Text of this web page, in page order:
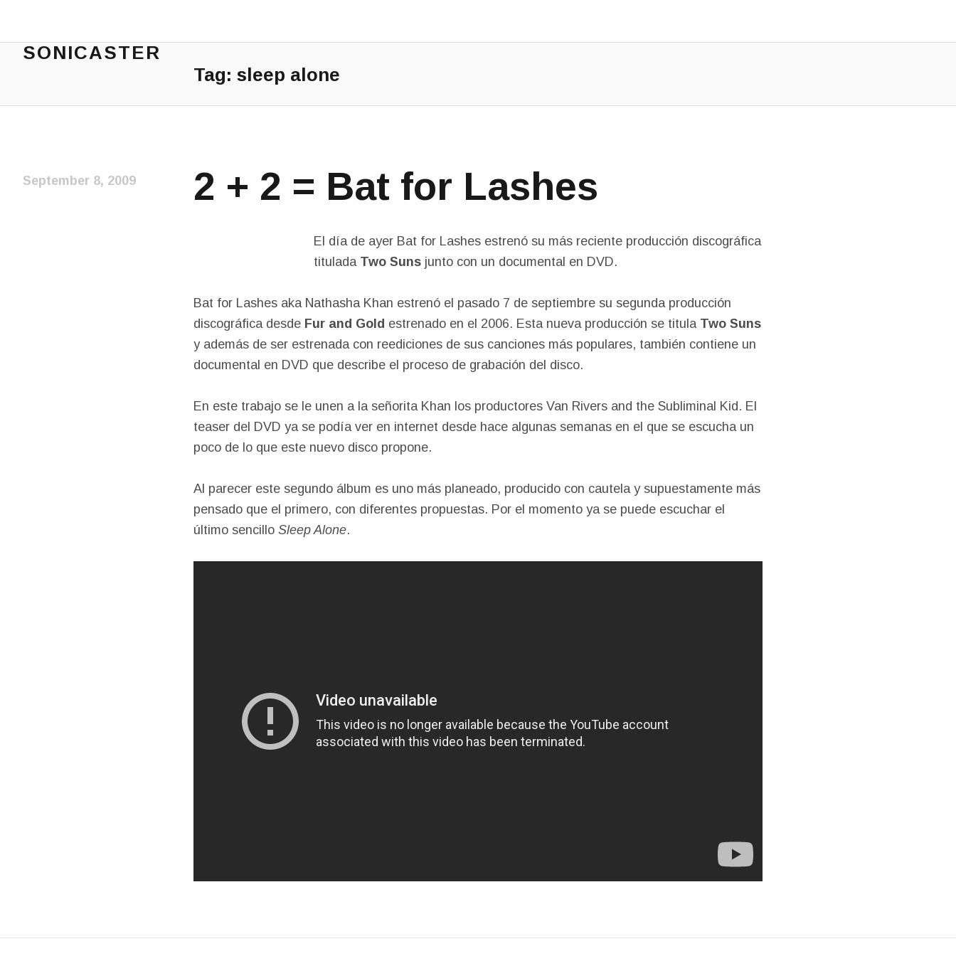
SONICASTER
Tag: sleep alone
2 + 2 = Bat for Lashes
September 8, 2009
El día de ayer Bat for Lashes estrenó su más reciente producción discográfica
titulada Two Suns junto con un documental en DVD.
Bat for Lashes aka Nathasha Khan estrenó el pasado 7 de septiembre su segunda producción
discográfica desde Fur and Gold estrenado en el 2006. Esta nueva producción se titula Two Suns
y además de ser estrenada con reediciones de sus canciones más populares, también contiene un
documental en DVD que describe el proceso de grabación del disco.
En este trabajo se le unen a la señorita Khan los productores Van Rivers and the Subliminal Kid. El
teaser del DVD ya se podía ver en internet desde hace algunas semanas en el que se escucha un
poco de lo que este nuevo disco propone.
Al parecer este segundo álbum es uno más planeado, producido con cautela y supuestamente más
pensado que el primero, con diferentes propuestas. Por el momento ya se puede escuchar el
último sencillo Sleep Alone.